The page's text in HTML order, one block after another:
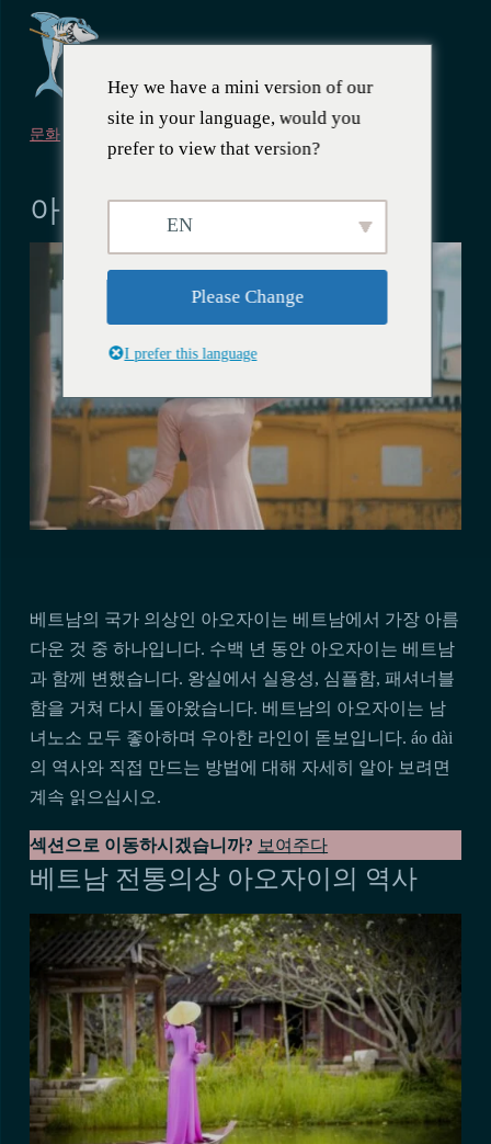
문화
2023년 1월 8일
아오자이: 베트남 전통 의상
베트남의 국가 의상인 아오자이는 베트남에서 가장 아름
다운 것 중 하나입니다. 수백 년 동안 아오자이는 베트남
과 함께 변했습니다. 왕실에서 실용성, 심플함, 패셔너블
함을 거쳐 다시 돌아왔습니다. 베트남의 아오자이는 남
녀노소 모두 좋아하며 우아한 라인이 돋보입니다. áo dài
의 역사와 직접 만드는 방법에 대해 자세히 알아 보려면
계속 읽으십시오.
섹션으로 이동하시겠습니까? 보여주다
베트남 전통의상 아오자이의 역사
Hey we have a mini version of our
site in your language, would you
prefer to view that version?
EN
Please Change
I prefer this language